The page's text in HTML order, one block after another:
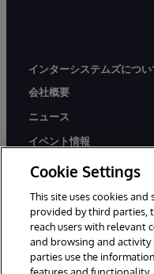
インターシステムズについ
会社概要
ニュース
イベント情報
採用情報
Cookie Settings
This site uses cookies
provided by third parties,
reach users with relevant
and browsing and
parties use the